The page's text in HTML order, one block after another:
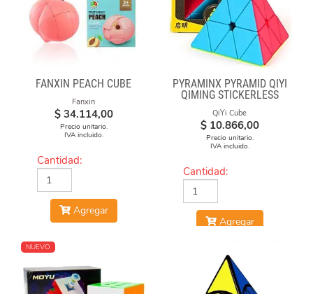
FANXIN PEACH CUBE
Fanxin
$ 34.114,00
Precio unitario.
IVA incluido.
Cantidad:
Agregar
PYRAMINX PYRAMID QIYI
QIMING STICKERLESS
QiYi Cube
$ 10.866,00
Precio unitario.
IVA incluido.
Cantidad:
Agregar
NUEVO